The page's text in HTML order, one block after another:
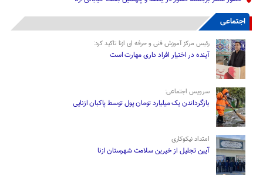
اجتماعی
رئیس مرکز آموزش فنی و حرفه ای ازنا تاکید کرد:
آینده در اختیار افراد داری مهارت است
سرویس اجتماعی:
بازگرداندن یک میلیارد تومان پول توسط پاکبان ازنایی
امتداد نیکوکاری
آیین تجلیل از خیرین سلامت شهرستان ازنا